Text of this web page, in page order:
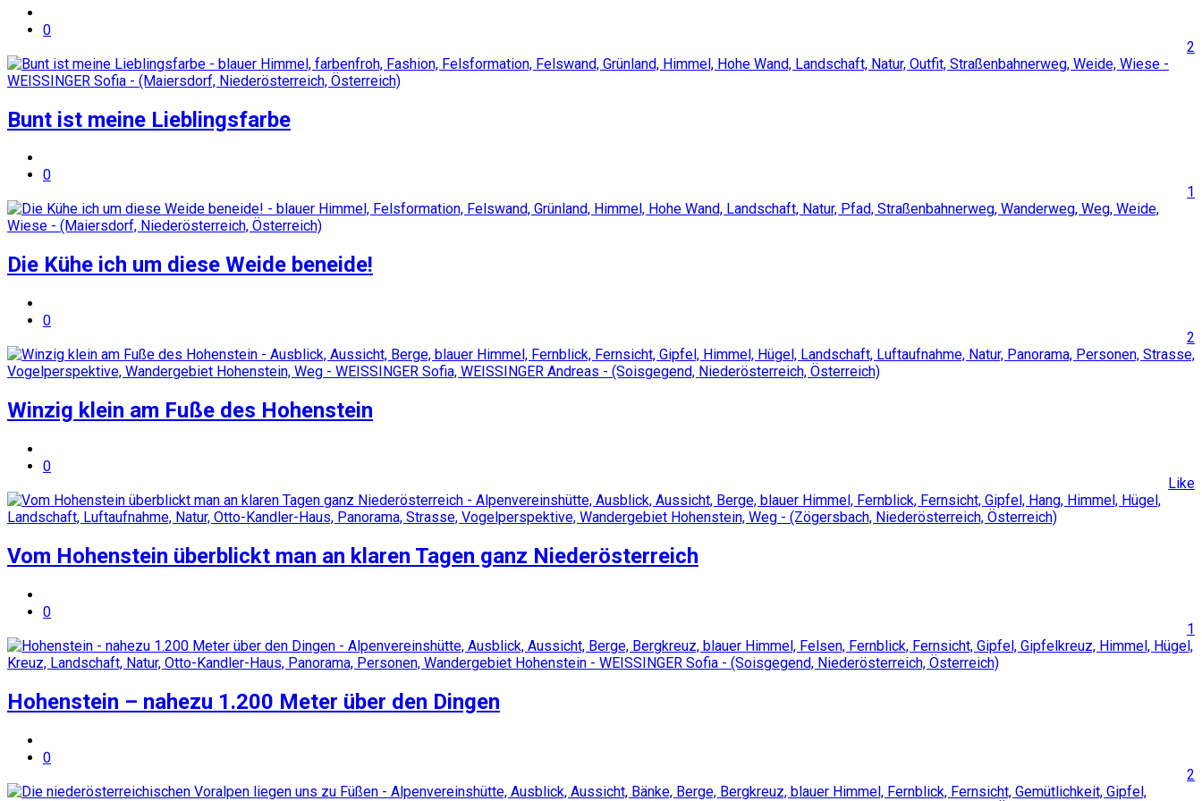
0
2
Bunt ist meine Lieblingsfarbe
0
1
Die Kühe ich um diese Weide beneide!
0
2
Winzig klein am Fuße des Hohenstein
0
Like
Vom Hohenstein überblickt man an klaren Tagen ganz Niederösterreich
0
1
Hohenstein – nahezu 1.200 Meter über den Dingen
0
2